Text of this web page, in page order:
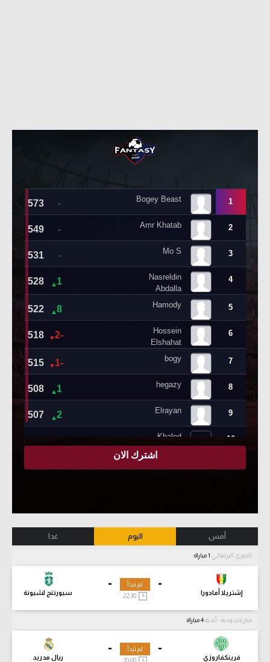
أمس اليوم غدا
الدوري البرتغالي
-
إشتريلا أمادورا
-
سبورتنج لشبونة
لم تبدأ
مباريات ودية - أندية
-
فرينكفاروزي
-
ريال مدريد
لم تبدأ